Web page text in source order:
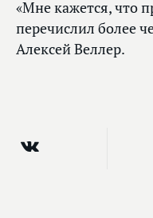
«Мне кажется, что
перечислил более
Алексей Веллер.